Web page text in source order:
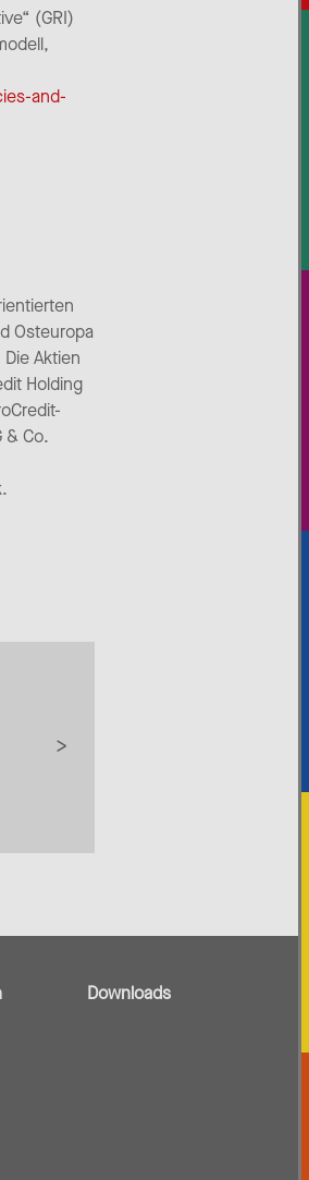
(GRI)
and-
Osteuropa
Aktien
Holding
& Co.
Downloads